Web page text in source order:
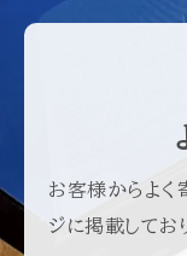
お客様からよ
ジに掲載してお